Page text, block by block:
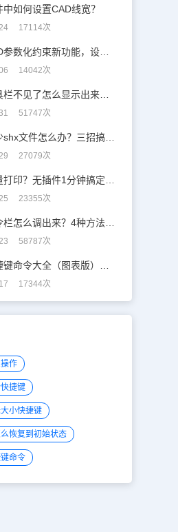
如何设置CAD线宽？
17114次
14042次
51747次
27079次
23355次
58787次
17344次
作
捷键
小快捷键
恢复到初始状态
命令